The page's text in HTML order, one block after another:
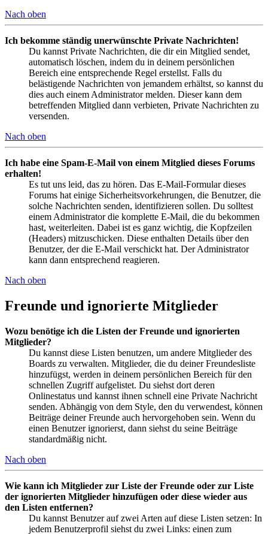
Nach oben
Ich bekomme ständig unerwünschte Private Nachrichten!
Du kannst Private Nachrichten, die dir ein Mitglied sendet,
automatisch löschen, indem du in deinem persönlichen
Bereich eine entsprechende Regel erstellst. Falls du
belästigende Nachrichten von jemandem erhältst, so kannst du
dies auch einem Administrator melden. Dieser kann dem
betreffenden Mitglied dann verbieten, Private Nachrichten zu
versenden.
Nach oben
Ich habe eine Spam-E-Mail von einem Mitglied dieses Forums
erhalten!
Es tut uns leid, das zu hören. Das E-Mail-Formular dieses
Forums hat einige Sicherheitsvorkehrungen, die Benutzer, die
solche Nachrichten senden, identifizieren sollen. Du solltest
einem Administrator die komplette E-Mail, die du bekommen
hast, weiterleiten. Dabei ist es ganz wichtig, die Kopfzeilen
(Headers) mitzuschicken. Diese enthalten Details über den
Benutzer, der die E-Mail verschickt hat. Der Administrator
kann dann entsprechend reagieren.
Nach oben
Freunde und ignorierte Mitglieder
Wozu benötige ich die Listen der Freunde und ignorierten
Mitglieder?
Du kannst diese Listen benutzen, um andere Mitglieder des
Boards zu verwalten. Mitglieder, die du deiner Freundesliste
hinzufügst, werden in deinem persönlichen Bereich für den
schnellen Zugriff aufgelistet. Du siehst dort deren
Onlinestatus und kannst ihnen schnell eine Private Nachricht
senden. Abhängig von dem Style, den du verwendest, können
Beiträge deiner Freunde auch hervorgehoben sein. Wenn du
einen Benutzer ignorierst, dann siehst du seine Beiträge
standardmäßig nicht.
Nach oben
Wie kann ich Mitglieder zur Liste der Freunde oder zur Liste
der ignorierten Mitglieder hinzufügen oder diese wieder aus
den Listen entfernen?
Du kannst Benutzer auf zwei Arten auf diese Listen setzen: In
jedem Benutzerprofil siehst du zwei Links: einen zum